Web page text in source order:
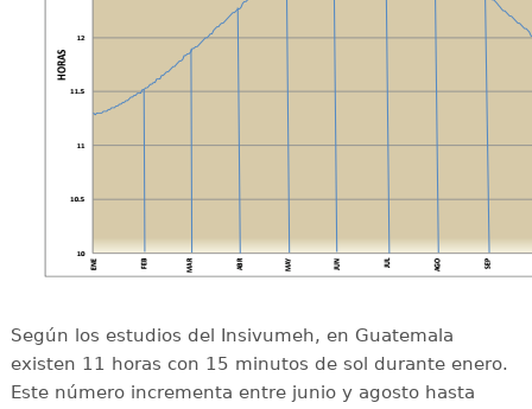
Según los estudios del Insivumeh, en Guatemala
existen 11 horas con 15 minutos de sol durante enero.
Este número incrementa entre junio y agosto hasta